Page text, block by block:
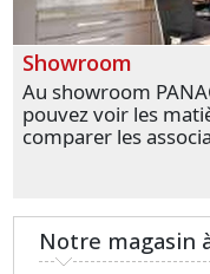
Showroom
Au showroom
pouvez voir les
comparer les
personnellement
transformer vos
Notre magasin